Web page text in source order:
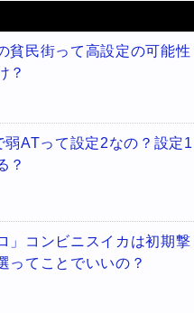
貧民街って高設定の可能性
？
弱ATって設定2なの？設定1
？
」コンビニスイカは初期撃
ってことでいいの？